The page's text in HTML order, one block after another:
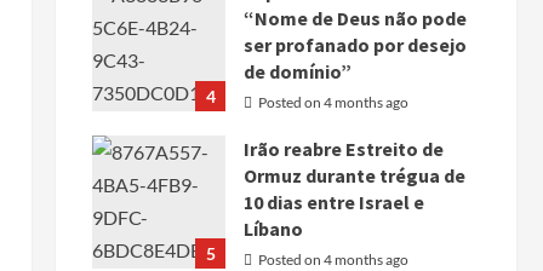
4
“Nome de Deus não pode
ser profanado por desejo
de domínio”
Posted on 4 months ago
5
Irão reabre Estreito de
Ormuz durante trégua de
10 dias entre Israel e
Líbano
Posted on 4 months ago